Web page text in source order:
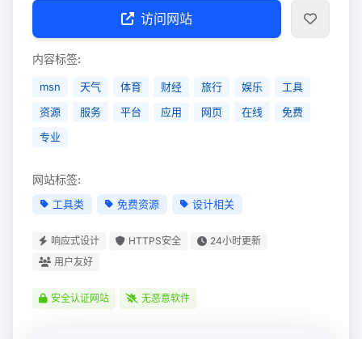
访问网站
内容标签:
msn 天气 体育 财经 旅行 娱乐
工具
资源
服务 平台 应用 网页 在线
免费
专业
网站标签:
工具类 免费资源 设计相关
响应式设计 HTTPS安全
24小时更新
用户友好
安全认证网站 无恶意软件